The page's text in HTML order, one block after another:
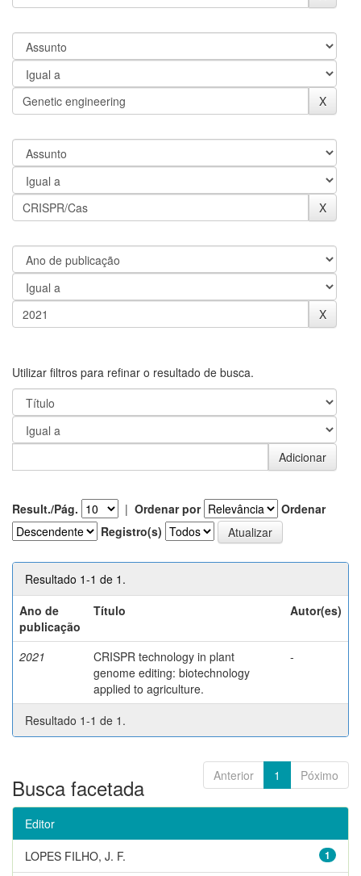
Utilizar filtros para refinar o resultado de busca.
Result./Pág. | Ordenar por
Ordenar
Registro(s)
Resultado 1-1 de 1.
Ano de
publicação
Título Autor(es)
2021
CRISPR technology in plant
genome editing: biotechnology
applied to agriculture.
-
Resultado 1-1 de 1.
Anterior 1 Póximo
Busca facetada
Editor
1
LOPES FILHO, J. F.